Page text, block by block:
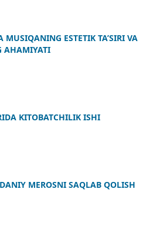
MUSIQANING ESTETIK TA’SIRI VA
AHAMIYATI
KITOBATCHILIK ISHI
MEROSNI SAQLAB QOLISH